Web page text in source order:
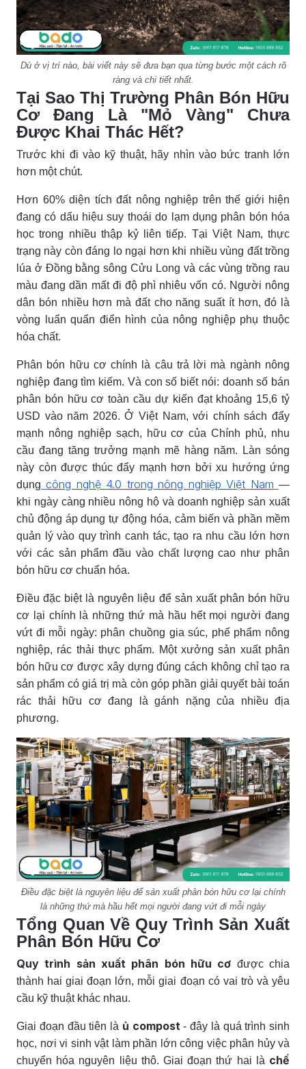
Dù ở vị trí nào, bài viết này sẽ đưa bạn qua từng bước một cách rõ
ràng và chi tiết nhất.
Tại Sao Thị Trường Phân Bón Hữu
Cơ Đang Là "Mỏ Vàng" Chưa
Được Khai Thác Hết?
Trước khi đi vào kỹ thuật, hãy nhìn vào bức tranh lớn
hơn một chút.
Hơn 60% diện tích đất nông nghiệp trên thế giới hiện
đang có dấu hiệu suy thoái do lạm dụng phân bón hóa
học trong nhiều thập kỷ liên tiếp. Tại Việt Nam, thực
trạng này còn đáng lo ngại hơn khi nhiều vùng đất trồng
lúa ở Đồng bằng sông Cửu Long và các vùng trồng rau
màu đang dần mất đi độ phì nhiêu vốn có. Người nông
dân bón nhiều hơn mà đất cho năng suất ít hơn, đó là
vòng luẩn quẩn điển hình của nông nghiệp phụ thuộc
hóa chất.
Phân bón hữu cơ chính là câu trả lời mà ngành nông
nghiệp đang tìm kiếm. Và con số biết nói: doanh số bán
phân bón hữu cơ toàn cầu dự kiến đạt khoảng 15,6 tỷ
USD vào năm 2026. Ở Việt Nam, với chính sách đẩy
mạnh nông nghiệp sạch, hữu cơ của Chính phủ, nhu
cầu đang tăng trưởng mạnh mẽ hàng năm. Làn sóng
này còn được thúc đẩy mạnh hơn bởi xu hướng ứng
dụng công nghệ 4.0 trong nông nghiệp Việt Nam —
khi ngày càng nhiều nông hộ và doanh nghiệp sản xuất
chủ động áp dụng tự động hóa, cảm biến và phần mềm
quản lý vào quy trình canh tác, tạo ra nhu cầu lớn hơn
với các sản phẩm đầu vào chất lượng cao như phân
bón hữu cơ chuẩn hóa.
Điều đặc biệt là nguyên liệu để sản xuất phân bón hữu
cơ lại chính là những thứ mà hầu hết mọi người đang
vứt đi mỗi ngày: phân chuồng gia súc, phế phẩm nông
nghiệp, rác thải thực phẩm. Một xưởng sản xuất phân
bón hữu cơ được xây dựng đúng cách không chỉ tạo ra
sản phẩm có giá trị mà còn góp phần giải quyết bài toán
rác thải hữu cơ đang là gánh nặng của nhiều địa
phương.
Điều đặc biệt là nguyên liệu để sản xuất phân bón hữu cơ lại chính
là những thứ mà hầu hết mọi người đang vứt đi mỗi ngày
Tổng Quan Về Quy Trình Sản Xuất
Phân Bón Hữu Cơ
Quy trình sản xuất phân bón hữu cơ được chia
thành hai giai đoạn lớn, mỗi giai đoạn có vai trò và yêu
cầu kỹ thuật khác nhau.
Giai đoạn đầu tiên là ủ compost - đây là quá trình sinh
học, nơi vi sinh vật làm phần lớn công việc phân hủy và
chuyển hóa nguyên liệu thô. Giai đoạn thứ hai là chế